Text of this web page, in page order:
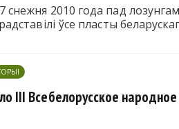
2010 года пад
ўсе пласты
III Всебелорусское